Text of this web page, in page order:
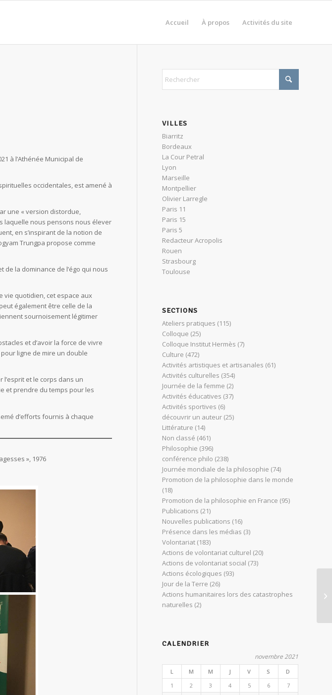
Accueil À propos Activités du site
à l’Athénée Municipal de
occidentales, est amené à
une « version distordue,
laquelle nous pensons nous élever
en s’inspirant de la notion de
Trungpa propose comme
de la dominance de l’égo qui nous
vie quotidien, cet espace aux
également être celle de la
sournoisement légitimer
et d’avoir la force de vivre
ligne de mire un double
l’esprit et le corps dans un
et prendre du temps pour les
d’efforts fournis à chaque
», 1976
VILLES
Biarritz
Bordeaux
La Cour Petral
Lyon
Marseille
Montpellier
Olivier Larregle
Paris 11
Paris 15
Paris 5
Redacteur Acropolis
Rouen
Strasbourg
Toulouse
SECTIONS
Ateliers pratiques (115)
Colloque (25)
Colloque Institut Hermès (7)
Culture (472)
Activités artistiques et artisanales (61)
Activités culturelles (354)
Journée de la femme (2)
Activités éducatives (37)
Activités sportives (6)
découvrir un auteur (25)
Littérature (14)
Non classé (461)
Philosophie (396)
conférence philo (238)
Journée mondiale de la philosophie (74)
Promotion de la philosophie dans le monde
(18)
Promotion de la philosophie en France (95)
Publications (21)
Nouvelles publications (16)
Présence dans les médias (3)
Volontariat (183)
Actions de volontariat culturel (20)
Actions de volontariat social (73)
Actions écologiques (93)
Jour de la Terre (26)
Actions humanitaires lors des catastrophes
naturelles (2)
CALENDRIER
novembre 2021
L M M J V S
D
1
2 3 4 5 6
7
5